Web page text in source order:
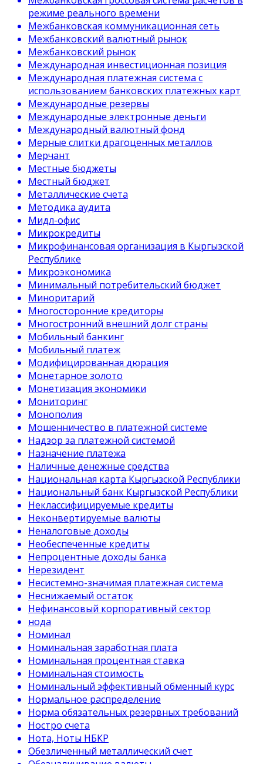
режиме реального времени
Межбанковская коммуникационная сеть
Межбанковский валютный рынок
Межбанковский рынок
Международная инвестиционная позиция
Международная платежная система с
использованием банковских платежных карт
Международные резервы
Международные электронные деньги
Международный валютный фонд
Мерные слитки драгоценных металлов
Мерчант
Местные бюджеты
Местный бюджет
Металлические счета
Методика аудита
Мидл-офис
Микрокредиты
Микрофинансовая организация в Кыргызской
Республике
Микроэкономика
Минимальный потребительский бюджет
Миноритарий
Многосторонние кредиторы
Многостронний внешний долг страны
Мобильный банкинг
Мобильный платеж
Модифицированная дюрация
Монетарное золото
Монетизация экономики
Мониторинг
Монополия
Мошенничество в платежной системе
Надзор за платежной системой
Назначение платежа
Наличные денежные средства
Национальная карта Кыргызской Республики
Национальный банк Кыргызской Республики
Неклассифицируемые кредиты
Неконвертируемые валюты
Неналоговые доходы
Необеспеченные кредиты
Непроцентные доходы банка
Нерезидент
Несистемно-значимая платежная система
Неснижаемый остаток
Нефинансовый корпоративный сектор
нода
Номинал
Номинальная заработная плата
Номинальная процентная ставка
Номинальная стоимость
Номинальный эффективный обменный курс
Нормальное распределение
Норма обязательных резервных требований
Ностро счета
Нота, Ноты НБКР
Обезличенный металлический счет